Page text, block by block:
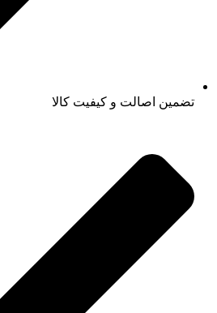
تضمین اصالت و کیفیت کالا